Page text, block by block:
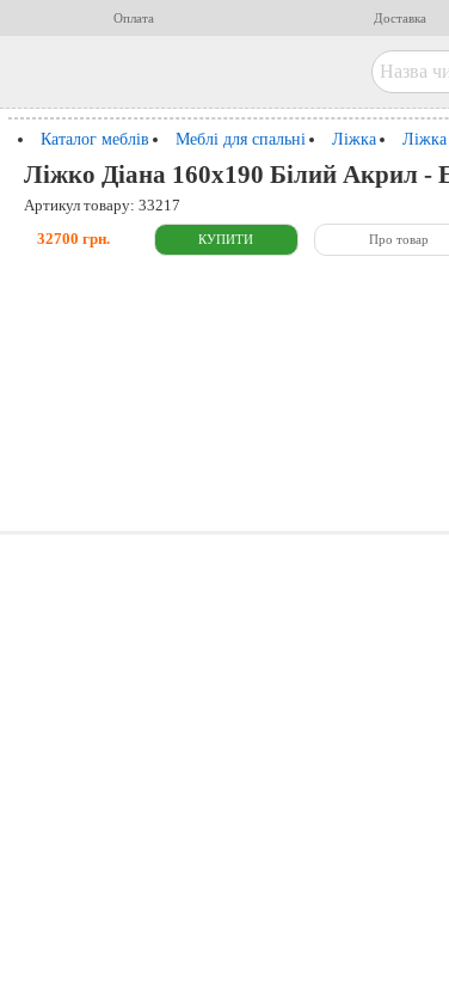
Оплата Доставка
Каталог меблів Меблі для спальні Ліжка Ліжка
Ліжко Діана 160x190 Білий Акрил -
Артикул товару: 33217
32700 грн. Про товар